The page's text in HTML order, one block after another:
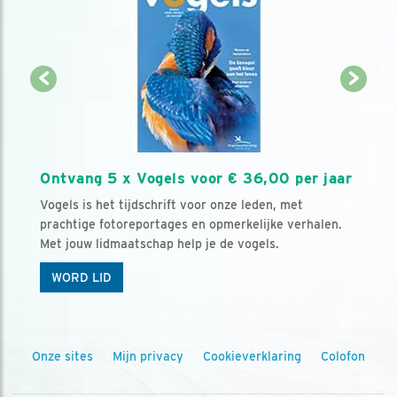
Ontvang 5 x Vogels voor € 36,00 per jaar
Vogels is het tijdschrift voor onze leden, met
prachtige fotoreportages en opmerkelijke verhalen.
Met jouw lidmaatschap help je de vogels.
WORD LID
Onze sites Mijn privacy Cookieverklaring Colofon